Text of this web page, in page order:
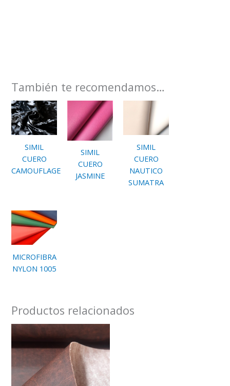
También te recomendamos…
SIMIL
CUERO
CAMOUFLAGE
SIMIL
CUERO
JASMINE
SIMIL
CUERO
NAUTICO
SUMATRA
MICROFIBRA
NYLON 1005
Productos relacionados